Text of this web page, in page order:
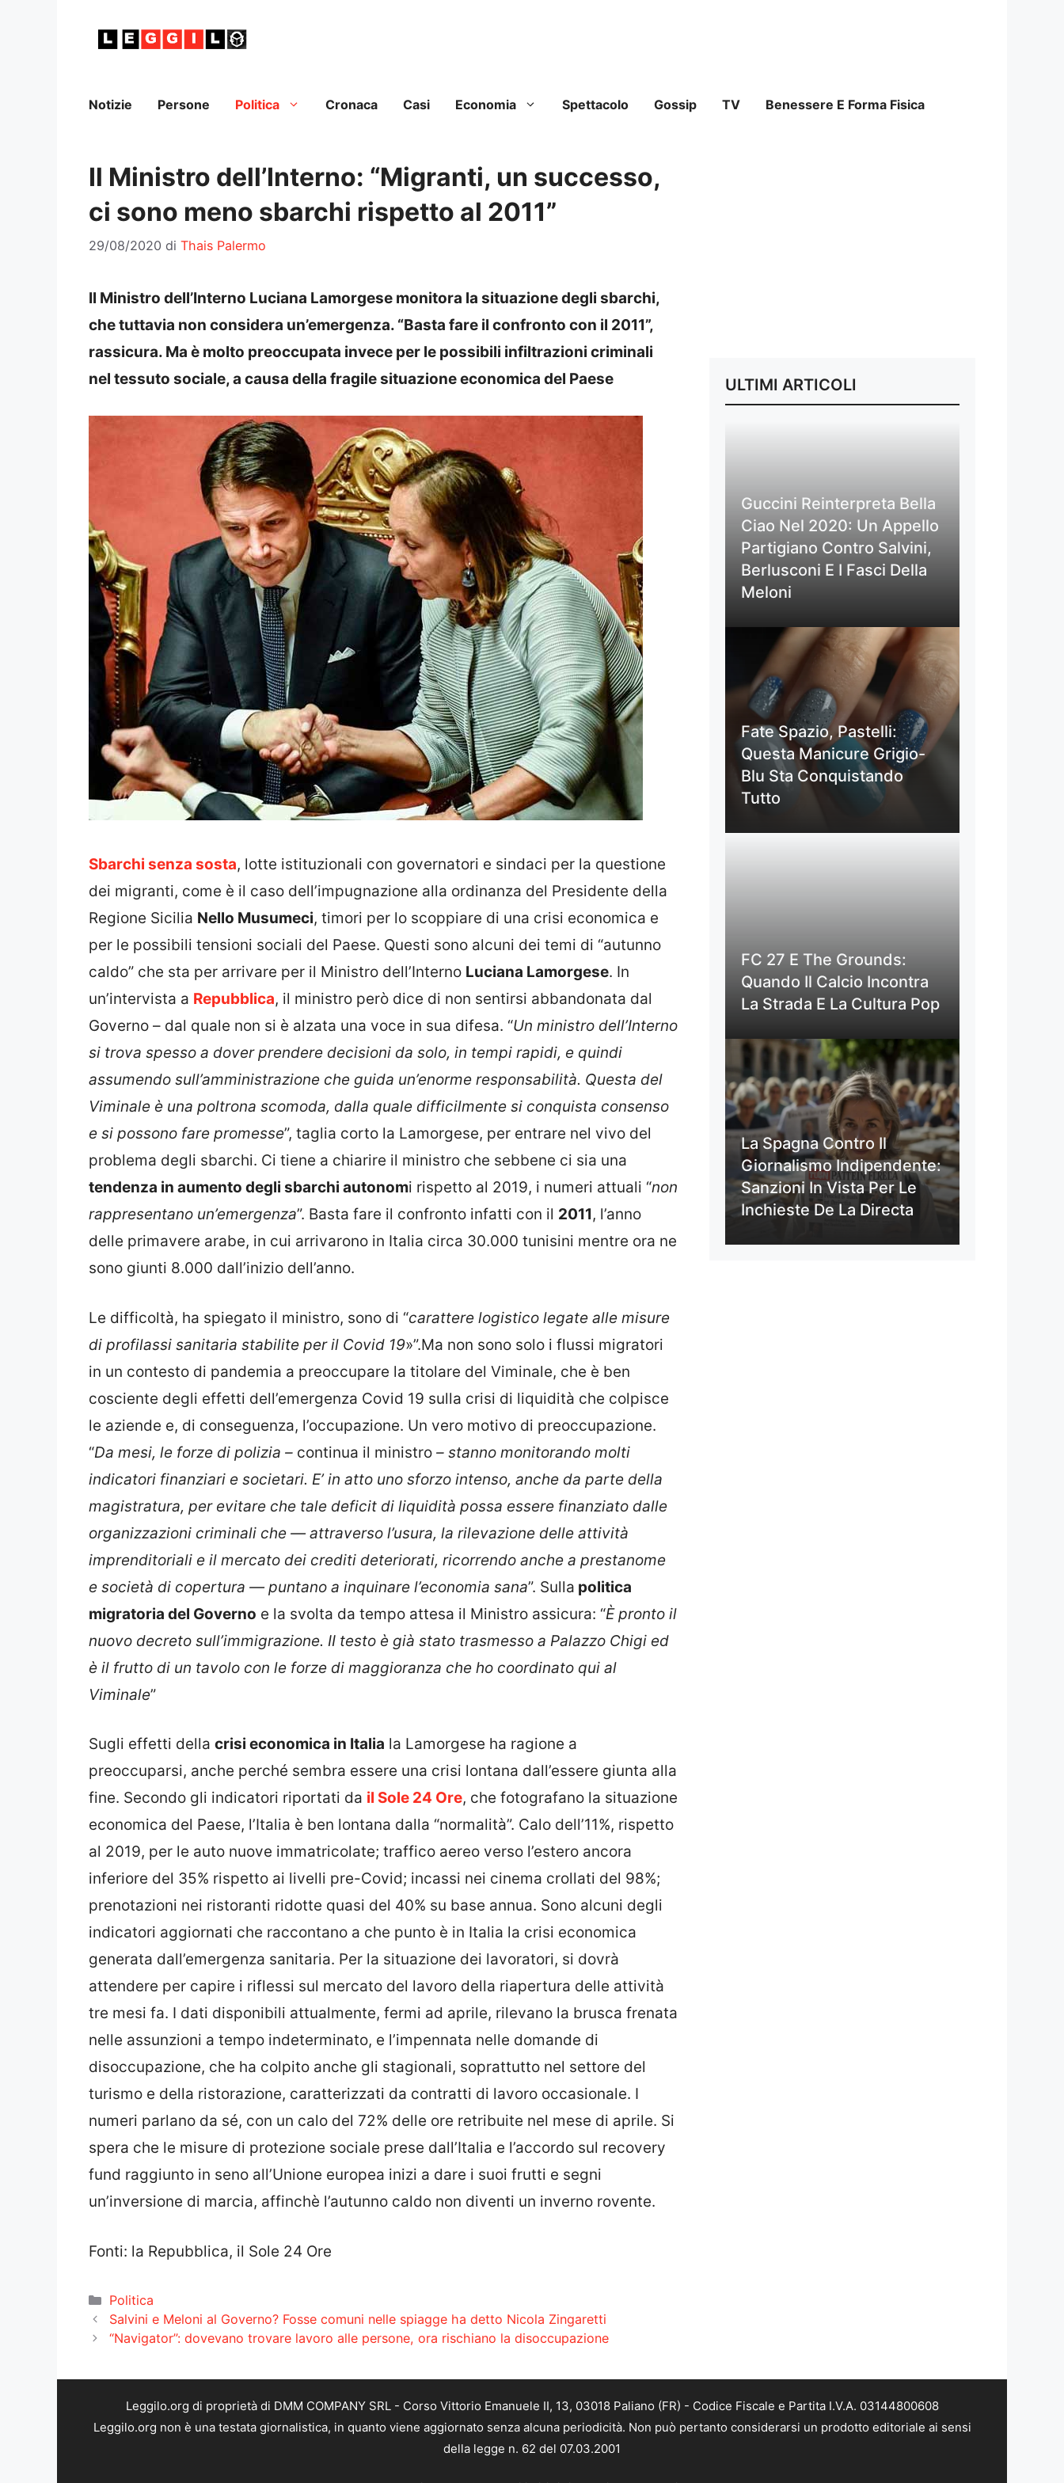
Notizie Persone Politica Cronaca Casi Economia Spettacolo Gossip TV Benessere E Forma Fisica
Il Ministro dell’Interno: “Migranti, un successo,
ci sono meno sbarchi rispetto al 2011”
29/08/2020 di Thais Palermo
Il Ministro dell’Interno Luciana Lamorgese monitora la situazione degli sbarchi,
che tuttavia non considera un’emergenza. “Basta fare il confronto con il 2011”,
rassicura. Ma è molto preoccupata invece per le possibili infiltrazioni criminali
nel tessuto sociale, a causa della fragile situazione economica del Paese
Sbarchi senza sosta, lotte istituzionali con governatori e sindaci per la questione
dei migranti, come è il caso dell’impugnazione alla ordinanza del Presidente della
Regione Sicilia Nello Musumeci, timori per lo scoppiare di una crisi economica e
per le possibili tensioni sociali del Paese. Questi sono alcuni dei temi di “autunno
caldo” che sta per arrivare per il Ministro dell’Interno Luciana Lamorgese. In
un’intervista a Repubblica, il ministro però dice di non sentirsi abbandonata dal
Governo – dal quale non si è alzata una voce in sua difesa. “Un ministro dell’Interno
si trova spesso a dover prendere decisioni da solo, in tempi rapidi, e quindi
assumendo sull’amministrazione che guida un’enorme responsabilità. Questa del
Viminale è una poltrona scomoda, dalla quale difficilmente si conquista consenso
e si possono fare promesse”, taglia corto la Lamorgese, per entrare nel vivo del
problema degli sbarchi. Ci tiene a chiarire il ministro che sebbene ci sia una
tendenza in aumento degli sbarchi autonomi rispetto al 2019, i numeri attuali “non
rappresentano un’emergenza”. Basta fare il confronto infatti con il 2011, l’anno
delle primavere arabe, in cui arrivarono in Italia circa 30.000 tunisini mentre ora ne
sono giunti 8.000 dall’inizio dell’anno.
Le difficoltà, ha spiegato il ministro, sono di “carattere logistico legate alle misure
di profilassi sanitaria stabilite per il Covid 19»”.Ma non sono solo i flussi migratori
in un contesto di pandemia a preoccupare la titolare del Viminale, che è ben
cosciente degli effetti dell’emergenza Covid 19 sulla crisi di liquidità che colpisce
le aziende e, di conseguenza, l’occupazione. Un vero motivo di preoccupazione.
“Da mesi, le forze di polizia – continua il ministro – stanno monitorando molti
indicatori finanziari e societari. E’ in atto uno sforzo intenso, anche da parte della
magistratura, per evitare che tale deficit di liquidità possa essere finanziato dalle
organizzazioni criminali che — attraverso l’usura, la rilevazione delle attività
imprenditoriali e il mercato dei crediti deteriorati, ricorrendo anche a prestanome
e società di copertura — puntano a inquinare l’economia sana”. Sulla politica
migratoria del Governo e la svolta da tempo attesa il Ministro assicura: “È pronto il
nuovo decreto sull’immigrazione. II testo è già stato trasmesso a Palazzo Chigi ed
è il frutto di un tavolo con le forze di maggioranza che ho coordinato qui al
Viminale”
Sugli effetti della crisi economica in Italia la Lamorgese ha ragione a
preoccuparsi, anche perché sembra essere una crisi lontana dall’essere giunta alla
fine. Secondo gli indicatori riportati da il Sole 24 Ore, che fotografano la situazione
economica del Paese, l’Italia è ben lontana dalla “normalità”. Calo dell’11%, rispetto
al 2019, per le auto nuove immatricolate; traffico aereo verso l’estero ancora
inferiore del 35% rispetto ai livelli pre-Covid; incassi nei cinema crollati del 98%;
prenotazioni nei ristoranti ridotte quasi del 40% su base annua. Sono alcuni degli
indicatori aggiornati che raccontano a che punto è in Italia la crisi economica
generata dall’emergenza sanitaria. Per la situazione dei lavoratori, si dovrà
attendere per capire i riflessi sul mercato del lavoro della riapertura delle attività
tre mesi fa. I dati disponibili attualmente, fermi ad aprile, rilevano la brusca frenata
nelle assunzioni a tempo indeterminato, e l’impennata nelle domande di
disoccupazione, che ha colpito anche gli stagionali, soprattutto nel settore del
turismo e della ristorazione, caratterizzati da contratti di lavoro occasionale. I
numeri parlano da sé, con un calo del 72% delle ore retribuite nel mese di aprile. Si
spera che le misure di protezione sociale prese dall’Italia e l’accordo sul recovery
fund raggiunto in seno all’Unione europea inizi a dare i suoi frutti e segni
un’inversione di marcia, affinchè l’autunno caldo non diventi un inverno rovente.
Fonti: la Repubblica, il Sole 24 Ore
Categorie
Politica
Salvini e Meloni al Governo? Fosse comuni nelle spiagge ha detto Nicola Zingaretti
“Navigator”: dovevano trovare lavoro alle persone, ora rischiano la disoccupazione
ULTIMI ARTICOLI
Guccini Reinterpreta Bella
Ciao Nel 2020: Un Appello
Partigiano Contro Salvini,
Berlusconi E I Fasci Della
Meloni
Fate Spazio, Pastelli:
Questa Manicure Grigio-
Blu Sta Conquistando
Tutto
FC 27 E The Grounds:
Quando Il Calcio Incontra
La Strada E La Cultura Pop
La Spagna Contro Il
Giornalismo Indipendente:
Sanzioni In Vista Per Le
Inchieste De La Directa
Leggilo.org di proprietà di DMM COMPANY SRL - Corso Vittorio Emanuele II, 13, 03018 Paliano (FR) - Codice Fiscale e Partita I.V.A. 03144800608
Leggilo.org non è una testata giornalistica, in quanto viene aggiornato senza alcuna periodicità. Non può pertanto considerarsi un prodotto editoriale ai sensi
della legge n. 62 del 07.03.2001